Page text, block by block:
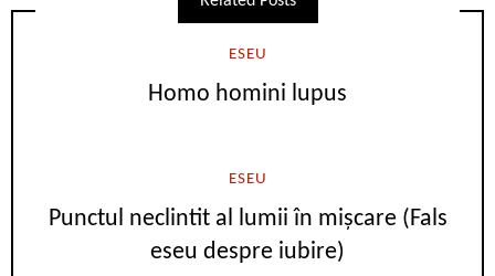
ESEU
Homo homini lupus
ESEU
Punctul neclintit al lumii în mișcare (Fals
eseu despre iubire)